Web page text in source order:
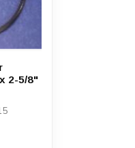
2-5/8"